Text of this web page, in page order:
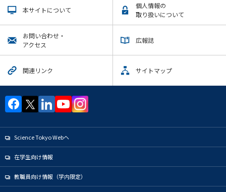
本サイトについて
個人情報の
取り扱いについて
お問い合わせ・
アクセス
広報誌
関連リンク サイトマップ
Science Tokyo Webヘ
在学生向け情報
教職員向け情報（学内限定）